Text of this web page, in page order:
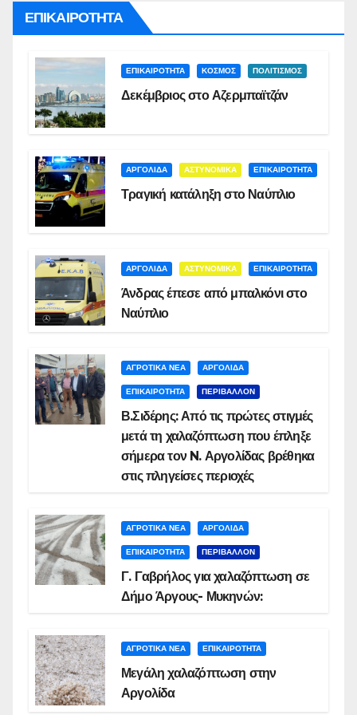
ΕΠΙΚΑΙΡΟΤΗΤΑ
ΕΠΙΚΑΙΡΟΤΗΤΑ ΚΟΣΜΟΣ ΠΟΛΙΤΙΣΜΟΣ
Δεκέμβριος στο Αζερμπαϊτζάν
ΑΡΓΟΛΙΔΑ ΑΣΤΥΝΟΜΙΚΑ ΕΠΙΚΑΙΡΟΤΗΤΑ
Τραγική κατάληξη στο Ναύπλιο
ΑΡΓΟΛΙΔΑ ΑΣΤΥΝΟΜΙΚΑ ΕΠΙΚΑΙΡΟΤΗΤΑ
Άνδρας έπεσε από μπαλκόνι στο
Ναύπλιο
ΑΓΡΟΤΙΚΑ ΝΕΑ ΑΡΓΟΛΙΔΑ
ΕΠΙΚΑΙΡΟΤΗΤΑ ΠΕΡΙΒΑΛΛΟΝ
Β.Σιδέρης: Από τις πρώτες στιγμές
μετά τη χαλαζόπτωση που έπληξε
σήμερα τον N. Αργολίδας βρέθηκα
στις πληγείσες περιοχές
ΑΓΡΟΤΙΚΑ ΝΕΑ ΑΡΓΟΛΙΔΑ
ΕΠΙΚΑΙΡΟΤΗΤΑ ΠΕΡΙΒΑΛΛΟΝ
Γ. Γαβρήλος για χαλαζόπτωση σε
Δήμο Άργους- Μυκηνών:
ΑΓΡΟΤΙΚΑ ΝΕΑ ΕΠΙΚΑΙΡΟΤΗΤΑ
Μεγάλη χαλαζόπτωση στην
Αργολίδα